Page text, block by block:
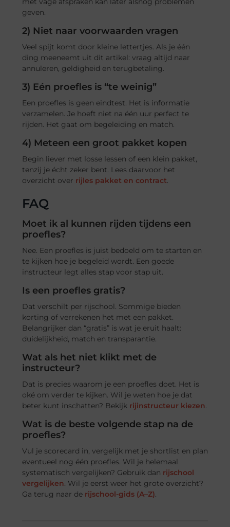
geven.
2) Niet naar voorwaarden vragen
Veel spijt komt door kleine lettertjes. Als je één
ding meeneemt uit dit artikel: vraag altijd naar
annuleren, geldigheid en terugbetaling.
3) Eén proefles is “te weinig”
Een proefles is geen eindtest. Het is informatie
verzamelen. Je hoeft niet na één uur perfect te
rijden. Het gaat om begeleiding en match.
4) Meteen een groot pakket kopen
Begin liever met losse lessen of een klein pakket,
tenzij je écht zeker bent. Lees daarvoor het
overzicht over rijles pakket en contract.
FAQ
Moet ik al kunnen rijden tijdens een
proefles?
Nee. Een proefles is juist bedoeld om te starten en
te kijken hoe je begeleid wordt. Een goede
instructeur legt alles stap voor stap uit.
Is een proefles gratis?
Dat verschilt per rijschool. Sommige bieden
korting of verrekenen het met een pakket.
Belangrijker dan “gratis” is wat je eruit haalt:
duidelijkheid, match en transparantie.
Wat als het niet klikt met de
instructeur?
Dat is precies waarom je een proefles doet. Het is
oké om verder te kijken. Wil je weten hoe je dat
beter kunt inschatten? Bekijk rijinstructeur kiezen.
Wat is de beste volgende stap na de
proefles?
Vul je scorecard in, vergelijk met je shortlist en plan
eventueel nog één proefles. Wil je helemaal
systematisch vergelijken? Gebruik dan rijschool
vergelijken. Wil je eerst weer het grote overzicht?
Ga terug naar de rijschool-gids (A–Z).